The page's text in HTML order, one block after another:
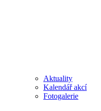
Aktuality
Kalendář akcí
Fotogalerie